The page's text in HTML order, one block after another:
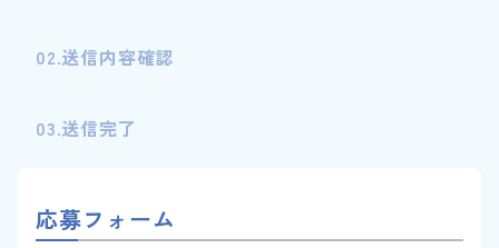
02.送信内容確認
03.送信完了
応募フォーム